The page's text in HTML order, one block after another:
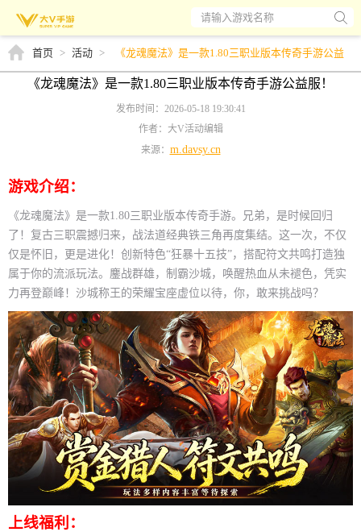
请输入游戏名称
首页 > 活动 >
《龙魂魔法》是一款1.80三职业版本传奇手游公益
服！
《龙魂魔法》是一款1.80三职业版本传奇手游公益服！
发布时间：2026-05-18 19:30:41
作者：大V活动编辑
来源： m.davsy.cn
游戏介绍：
《龙魂魔法》是一款1.80三职业版本传奇手游。兄弟，是时候回归
了！复古三职震撼归来，战法道经典铁三角再度集结。这一次，不仅
仅是怀旧，更是进化！创新特色“狂暴十五技”，搭配符文共鸣打造独
属于你的流派玩法。鏖战群雄，制霸沙城，唤醒热血从未褪色，凭实
力再登巅峰！沙城称王的荣耀宝座虚位以待，你，敢来挑战吗？
上线福利：